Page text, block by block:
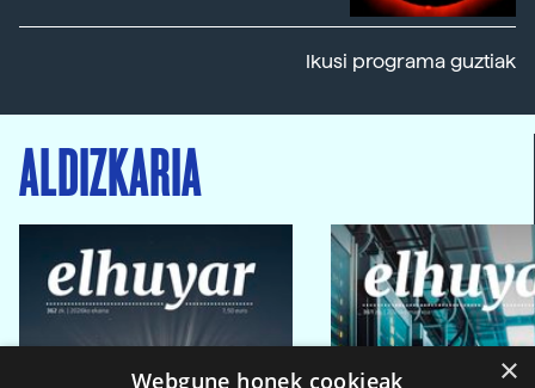
Ikusi programa guztiak
ALDIZKARIA
×
Webgune honek cookieak